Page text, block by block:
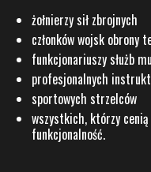
żołnierzy sił zbrojnych
członków wojsk obrony
funkcjonariuszy służb
profesjonalnych
sportowych strzelców
wszystkich, którzy
funkcjonalność.